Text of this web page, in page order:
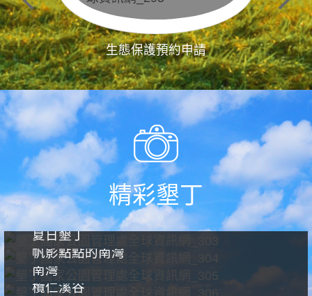
生態保護預約申請
精彩墾丁
夏日墾丁
帆影點點的南灣
南灣
欖仁溪谷